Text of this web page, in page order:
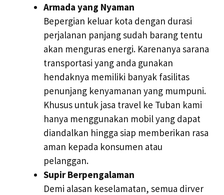
Armada yang Nyaman
Bepergian keluar kota dengan durasi
perjalanan panjang sudah barang tentu
akan menguras energi. Karenanya sarana
transportasi yang anda gunakan
hendaknya memiliki banyak fasilitas
penunjang kenyamanan yang mumpuni.
Khusus untuk jasa travel ke Tuban kami
hanya menggunakan mobil yang dapat
diandalkan hingga siap memberikan rasa
aman kepada konsumen atau
pelanggan.
Supir Berpengalaman
Demi alasan keselamatan, semua dirver